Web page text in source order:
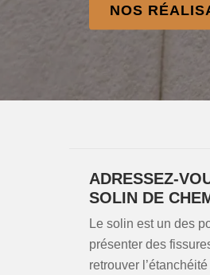
NOS
ADRESSEZ-
SOLIN DE
Le solin est un des
présenter des
retrouver